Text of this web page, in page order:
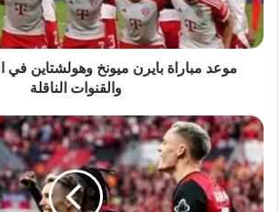
الدوري
الألماني
والقنوات
الناقلةموعد مباراة بايرن ميونخ وهولشتاين في
والقنوات الناقلة
باير
ليفركوزن
يبحث
عن
العودة